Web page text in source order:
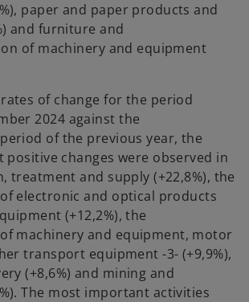
paper and paper products and
and furniture and
of machinery and equipment
of change for the period
2024 against the
of the previous year, the
positive changes were observed in
treatment and supply (+22,8%), the
electronic and optical products
(+12,2%), the
machinery and equipment, motor
transport equipment -3- (+9,9%),
(+8,6%) and mining and
The most important activities